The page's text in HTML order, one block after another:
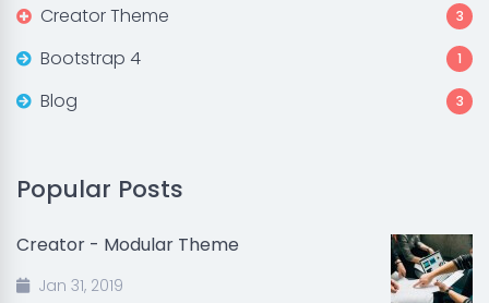
Creator Theme 3
Bootstrap 4 1
Blog 3
Popular Posts
Creator - Modular Theme
Jan 31, 2019